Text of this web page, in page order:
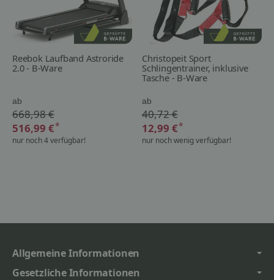
Reebok Laufband Astroride
2.0 - B-Ware
ab
668,98 €
516,99 €*
nur noch 4 verfügbar!
Christopeit Sport
Schlingentrainer, inklusive
Tasche - B-Ware
ab
40,72 €
12,99 €*
nur noch wenig verfügbar!
Allgemeine Informationen
Gesetzliche Informationen